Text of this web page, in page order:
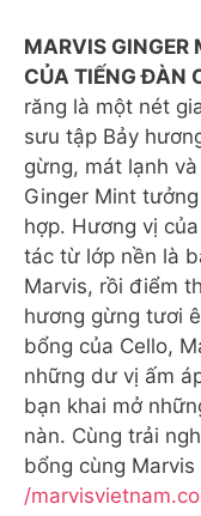
MARVIS GINGER
CỦA TIẾNG ĐÀN
răng là một nét
sưu tập Bảy
gừng, mát lạnh
Ginger Mint
hợp. Hương vị
tác từ lớp nền là
Marvis, rồi điểm
hương gừng tươi
bổng của Cello,
những dư vị ấm
bạn khai mở
nàn. Cùng trải
bổng cùng
/